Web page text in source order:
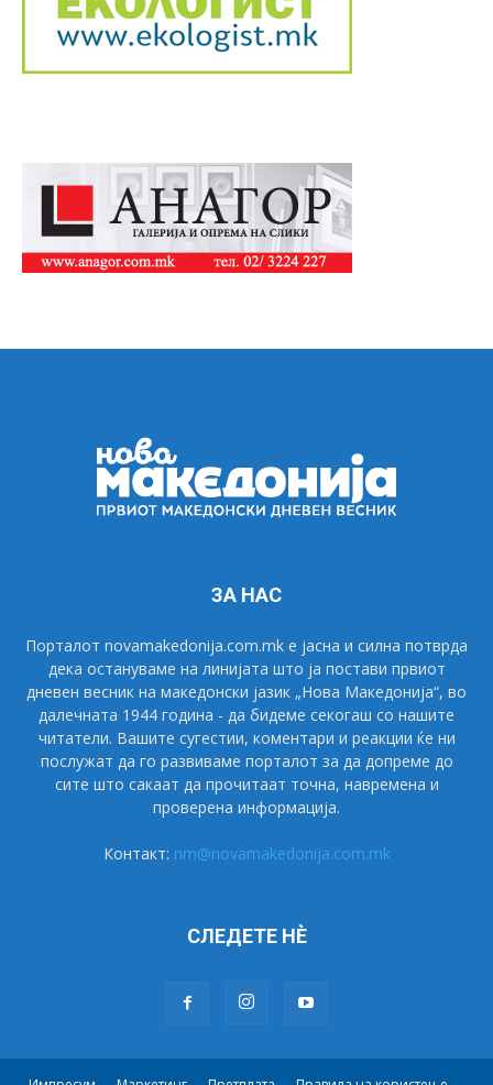
ЗА НАС
Порталот novamakedonija.com.mk е јасна и силна потврда
дека остануваме на линијата што ја постави првиот
дневен весник на македонски јазик „Нова Македонија“, во
далечната 1944 година - да бидеме секогаш со нашите
читатели. Вашите сугестии, коментари и реакции ќе ни
послужат да го развиваме порталот за да допреме до
сите што сакаат да прочитаат точна, навремена и
проверена информација.
Контакт: nm@novamakedonija.com.mk
СЛЕДЕТЕ НÈ